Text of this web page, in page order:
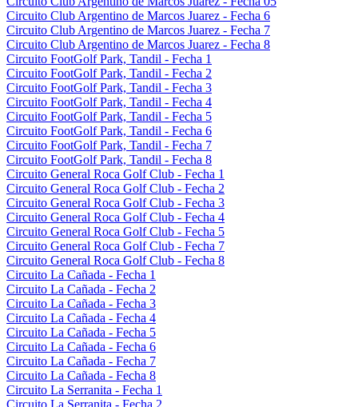
Circuito Club Argentino de Marcos Juarez - Fecha 6
Circuito Club Argentino de Marcos Juarez - Fecha 7
Circuito Club Argentino de Marcos Juarez - Fecha 8
Circuito FootGolf Park, Tandil - Fecha 1
Circuito FootGolf Park, Tandil - Fecha 2
Circuito FootGolf Park, Tandil - Fecha 3
Circuito FootGolf Park, Tandil - Fecha 4
Circuito FootGolf Park, Tandil - Fecha 5
Circuito FootGolf Park, Tandil - Fecha 6
Circuito FootGolf Park, Tandil - Fecha 7
Circuito FootGolf Park, Tandil - Fecha 8
Circuito General Roca Golf Club - Fecha 1
Circuito General Roca Golf Club - Fecha 2
Circuito General Roca Golf Club - Fecha 3
Circuito General Roca Golf Club - Fecha 4
Circuito General Roca Golf Club - Fecha 5
Circuito General Roca Golf Club - Fecha 7
Circuito General Roca Golf Club - Fecha 8
Circuito La Cañada - Fecha 1
Circuito La Cañada - Fecha 2
Circuito La Cañada - Fecha 3
Circuito La Cañada - Fecha 4
Circuito La Cañada - Fecha 5
Circuito La Cañada - Fecha 6
Circuito La Cañada - Fecha 7
Circuito La Cañada - Fecha 8
Circuito La Serranita - Fecha 1
Circuito La Serranita - Fecha 2